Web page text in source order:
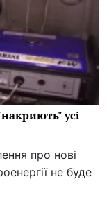
усі
про нові
не буде